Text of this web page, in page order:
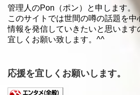
管理人のPon（ポン）と申します。
このサイトでは世間の噂の話題を中
情報を発信していきたいと思います
宜しくお願い致します。^^
応援を宜しくお願いします。